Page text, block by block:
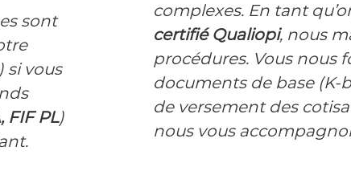
sont
si vous
FIF PL)
complexes. En tant
certifié Qualiopi, nous
procédures. Vous nous
documents de base (K-
de versement des
nous vous